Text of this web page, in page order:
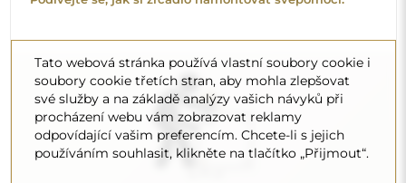
Objevte více tipů na našem blogu.
Tato webová stránka používá vlastní soubory cookie i
soubory cookie třetích stran, aby mohla zlepšovat
své služby a na základě analýzy vašich návyků při
procházení webu vám zobrazovat reklamy
odpovídající vašim preferencím. Chcete-li s jejich
používáním souhlasit, klikněte na tlačítko „Přijmout“.